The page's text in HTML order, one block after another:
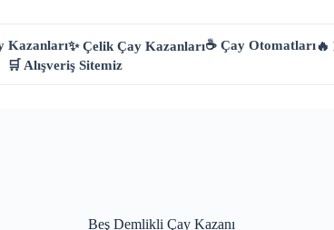
Kazanları✨ Çelik Çay Kazanları☕ Çay Otomatları🔥
🛒 Alışveriş Sitemiz
Beş Demlikli Çay Kazanı